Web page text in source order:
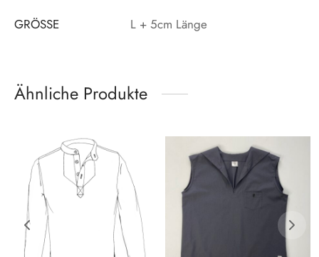
GRÖSSE
L + 5cm Länge
Ähnliche Produkte